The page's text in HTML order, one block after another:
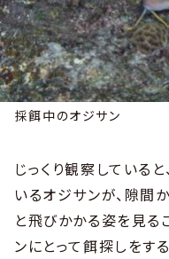
採餌中のオジサン
じっくり観察している
いるオジサンが、隙間
と飛びかかる姿を見る
ンにとって餌探しをす